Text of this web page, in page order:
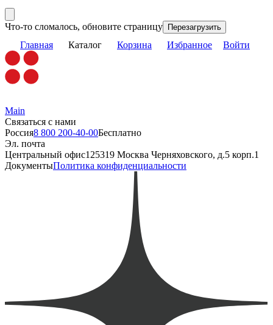
Что-то сломалось, обновите страницу Перезагрузить
Главная Каталог Корзина Избранное Войти
Main
Связаться с нами
Россия8 800 200-40-00Бесплатно
Эл. почта
Центральный офис125319 Москва Черняховского, д.5 корп.1
ДокументыПолитика конфиденциальности